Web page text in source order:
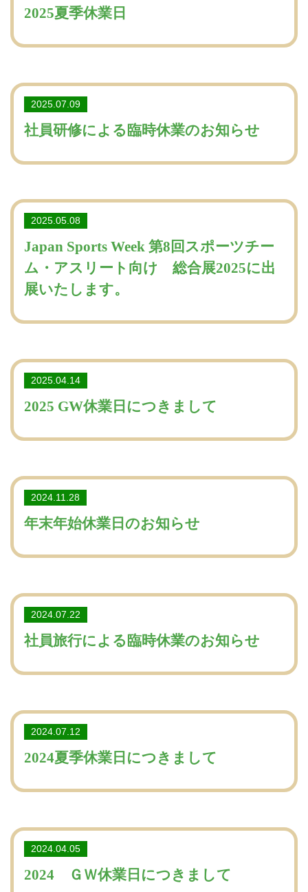
2025夏季休業日
2025.07.09
社員研修による臨時休業のお知らせ
2025.05.08
Japan Sports Week 第8回スポーツチー
ム・アスリート向け 総合展2025に出
展いたします。
2025.04.14
2025 GW休業日につきまして
2024.11.28
年末年始休業日のお知らせ
2024.07.22
社員旅行による臨時休業のお知らせ
2024.07.12
2024夏季休業日につきまして
2024.04.05
2024 ＧＷ休業日につきまして